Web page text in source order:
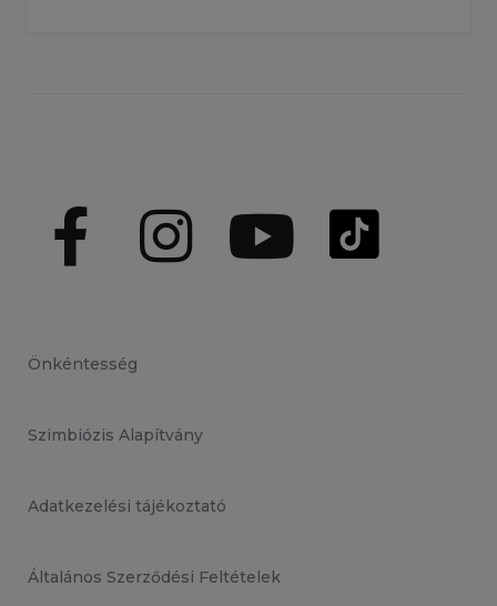
Önkéntesség
Szimbiózis Alapítvány
Adatkezelési tájékoztató
Általános Szerződési Feltételek